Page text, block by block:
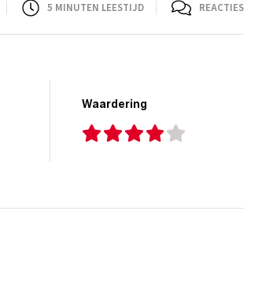
5 MINUTEN LEESTIJD REACTIES
Waardering